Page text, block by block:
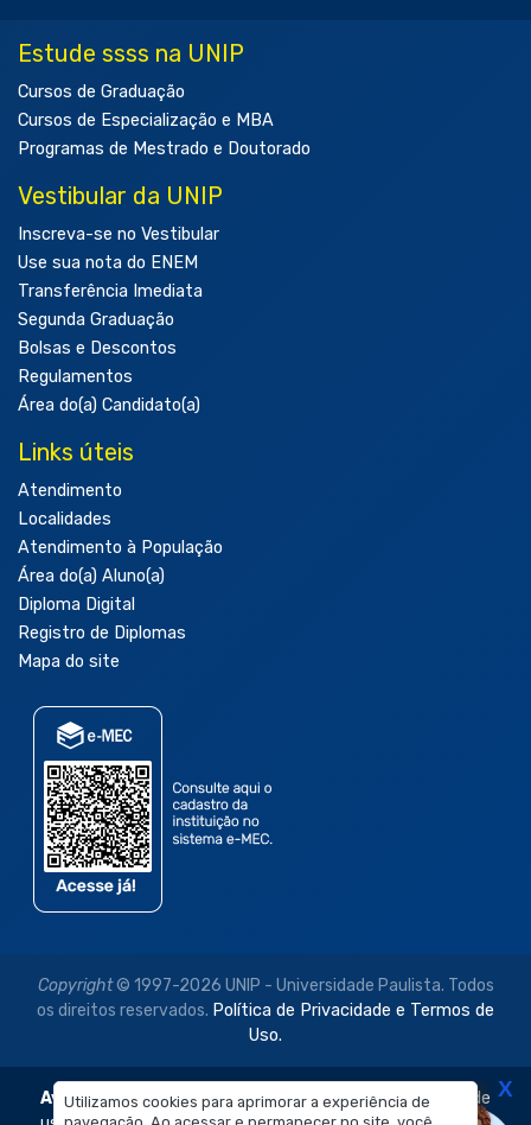
Utilizamos cookies para aprimorar a experiência de
Estude ssss na UNIP
Cursos de Graduação
Cursos de Especialização e MBA
Programas de Mestrado e Doutorado
Vestibular da UNIP
Inscreva-se no Vestibular
Use sua nota do ENEM
Transferência Imediata
Segunda Graduação
Bolsas e Descontos
Regulamentos
Área do(a) Candidato(a)
Links úteis
Atendimento
Localidades
Atendimento à População
Área do(a) Aluno(a)
Diploma Digital
Registro de Diplomas
Mapa do site
Copyright© 1997-2026 UNIP - Universidade Paulista. Todos
os direitos reservados. Política de Privacidade e Termos de
Uso.
Aviso Legal: As imagens disponibilizadas neste site são de X